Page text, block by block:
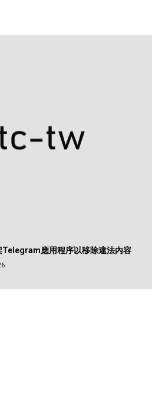
Telegram應用程序以移除違法內容